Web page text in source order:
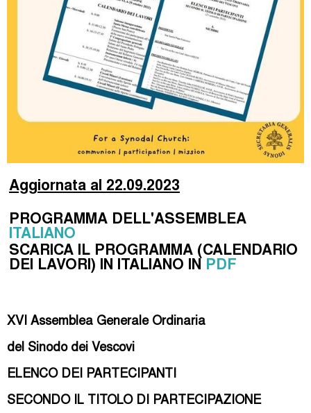
Aggiornata al 22.09.2023
PROGRAMMA DELL'ASSEMBLEA
ITALIANO
SCARICA IL PROGRAMMA (CALENDARIO
DEI LAVORI) IN ITALIANO IN PDF
XVI Assemblea Generale Ordinaria
del Sinodo dei Vescovi
ELENCO DEI PARTECIPANTI
SECONDO IL TITOLO DI PARTECIPAZIONE